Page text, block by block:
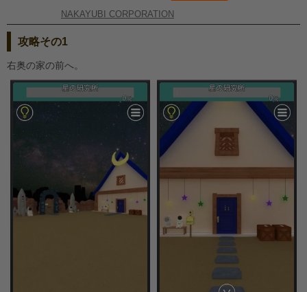
NAKAYUBI CORPORATION
攻略その1
右奥の家の前へ。